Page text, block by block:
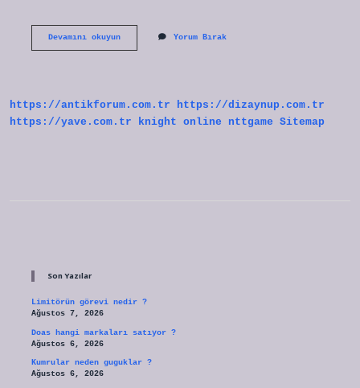
Devamını okuyunAlüminyum
Yorum Bırak
https://antikforum.com.tr
https://dizaynup.com.tr
https://yave.com.tr
knight online nttgame Sitemap
Son Yazılar
Limitörün görevi nedir ?
Ağustos 7, 2026
Doas hangi markaları satıyor ?
Ağustos 6, 2026
Kumrular neden guguklar ?
Ağustos 6, 2026